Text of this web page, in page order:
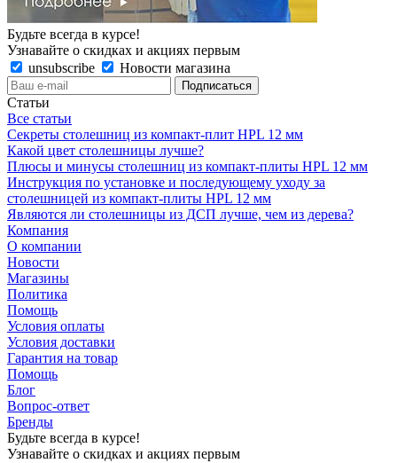
Будьте всегда в курсе!
Узнавайте о скидках и акциях первым
unsubscribe
Новости магазина
Статьи
Все статьи
Секреты столешниц из компакт-плит HPL 12 мм
Какой цвет столешницы лучше?
Плюсы и минусы столешниц из компакт-плиты HPL 12 мм
Инструкция по установке и последующему уходу за
столешницей из компакт-плиты HPL 12 мм
Являются ли столешницы из ДСП лучше, чем из дерева?
Компания
О компании
Новости
Магазины
Политика
Помощь
Условия оплаты
Условия доставки
Гарантия на товар
Помощь
Блог
Вопрос-ответ
Бренды
Будьте всегда в курсе!
Узнавайте о скидках и акциях первым